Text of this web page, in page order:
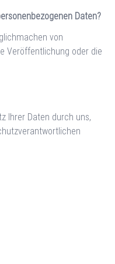
Daten?
von
Veröffentlichung oder die
Ihrer Daten durch uns,